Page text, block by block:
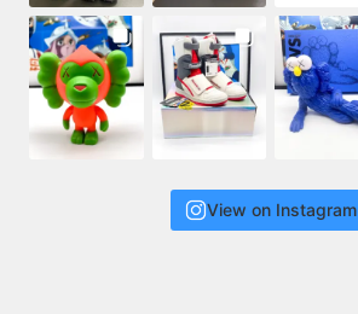
View on Instagram